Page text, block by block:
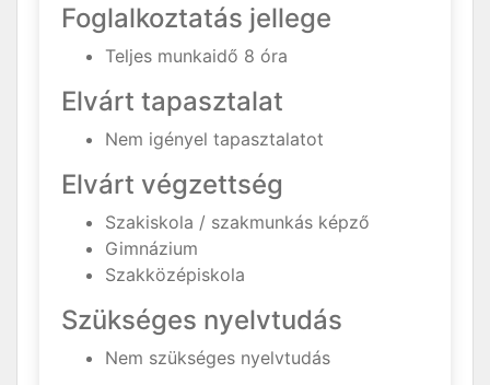
Foglalkoztatás jellege
Teljes munkaidő 8 óra
Elvárt tapasztalat
Nem igényel tapasztalatot
Elvárt végzettség
Szakiskola / szakmunkás képző
Gimnázium
Szakközépiskola
Szükséges nyelvtudás
Nem szükséges nyelvtudás